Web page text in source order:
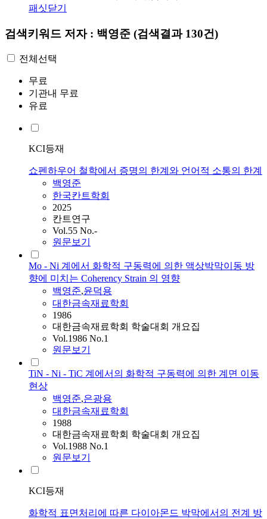
패싯닫기
검색키워드 저자 : 백영준 (검색결과 130건)
전체선택
무료
기관내 무료
유료
KCI등재
쇼펜하우어 철학에서 증명의 한계와 언어적 소통의 한계
백영준
한국칸트학회
2025
칸트연구
Vol.55 No.-
원문보기
Mo - Ni 계에서 화학적 구동력에 의한 액상박막이동 방
향에 미치는 Coherency Strain 의 영향
백영준,윤덕용
대한금속재료학회
1986
대한금속재료학회 학술대회 개요집
Vol.1986 No.1
원문보기
TiN - Ni - TiC 계에서의 화학적 구동력에 의한 계면 이동
현상
백영준,은광용
대한금속재료학회
1988
대한금속재료학회 학술대회 개요집
Vol.1988 No.1
원문보기
KCI등재
화학적 표면처리에 따른 다이아몬드 박막에서의 전계 방